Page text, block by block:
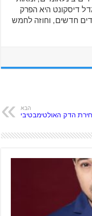
דיסקונט היא הפרק
הזה. שתי קומות, 40 עובדים חדשים, וחוזה לחמש
הבא
הדק האולטימבטיבי